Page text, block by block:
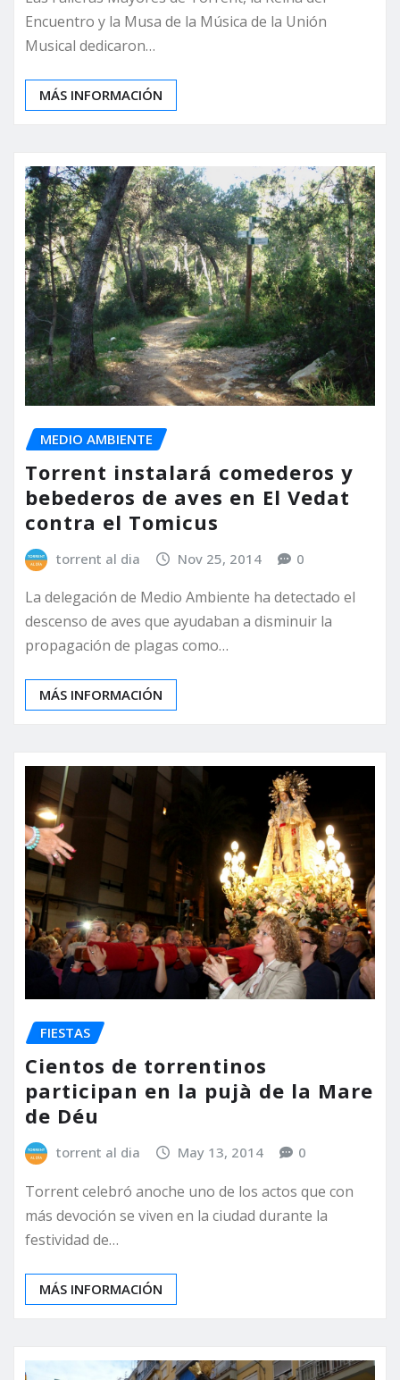
Encuentro y la Musa de la Música de la Unión
Musical dedicaron…
MÁS INFORMACIÓN
MEDIO AMBIENTE
Torrent instalará comederos y
bebederos de aves en El Vedat
contra el Tomicus
torrent al dia Nov 25, 2014 0
La delegación de Medio Ambiente ha detectado el
descenso de aves que ayudaban a disminuir la
propagación de plagas como…
MÁS INFORMACIÓN
FIESTAS
Cientos de torrentinos
participan en la pujà de la Mare
de Déu
torrent al dia May 13, 2014 0
Torrent celebró anoche uno de los actos que con
más devoción se viven en la ciudad durante la
festividad de…
MÁS INFORMACIÓN